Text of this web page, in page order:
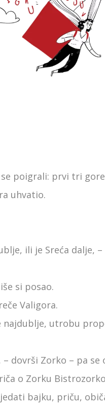
se poigrali: prvi tri
uhvatio.
ili je Sreća dalje,
si posao.
Valigora.
najdublje, utrobu
dovrši Zorko – pa se
o Zorku
bajku, priču,